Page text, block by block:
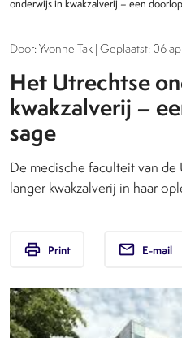
onderwijs in kwakzalverij – een
Door: Yvonne Tak | Geplaatst: 06
Het Utrechtse
kwakzalverij –
sage
De medische faculteit van
langer kwakzalverij in haar
print Print email E-mail